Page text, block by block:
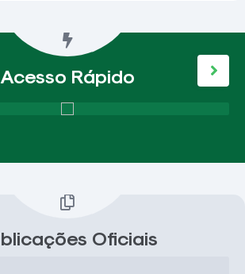
Acesso Rápido
Oficiais